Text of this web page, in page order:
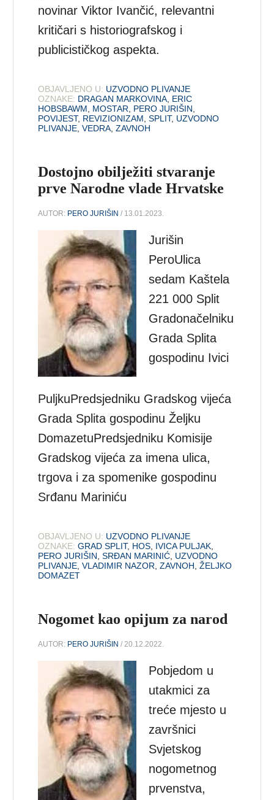
novinar Viktor Ivančić, relevantni
kritičari s historiografskog i
publicističkog aspekta.
OBJAVLJENO U: UZVODNO PLIVANJE
OZNAKE: DRAGAN MARKOVINA, ERIC
HOBSBAWM, MOSTAR, PERO JURIŠIN,
POVIJEST, REVIZIONIZAM,SPLIT, UZVODNO
PLIVANJE,VEDRA,ZAVNOH
Dostojno obilježiti stvaranje
prve Narodne vlade Hrvatske
AUTOR: PERO JURIŠIN / 13.01.2023.
Jurišin
PeroUlica
sedam Kaštela
221 000 Split
Gradonačelniku
Grada Splita
gospodinu Ivici
PuljkuPredsjedniku Gradskog vijeća
Grada Splita gospodinu Željku
DomazetuPredsjedniku Komisije
Gradskog vijeća za imena ulica,
trgova i za spomenike gospodinu
Srđanu Mariniću
OBJAVLJENO U: UZVODNO PLIVANJE
OZNAKE: GRAD SPLIT, HOS IVICA PULJAK
PERO JURIŠIN ,SRĐAN MARINIĆ UZVODNO
PLIVANJE ,VLADIMIR NAZOR ,ZAVNOH ,ŽELJKO
DOMAZET
Nogomet kao opijum za narod
AUTOR: PERO JURIŠIN / 20.12.2022.
Pobjedom u
utakmici za
treće mjesto u
završnici
Svjetskog
nogometnog
prvenstva,